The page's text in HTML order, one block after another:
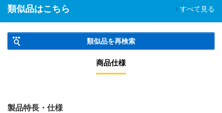
類似品はこちら すべて見る
類似品を再検索
商品仕様
製品特長・仕様